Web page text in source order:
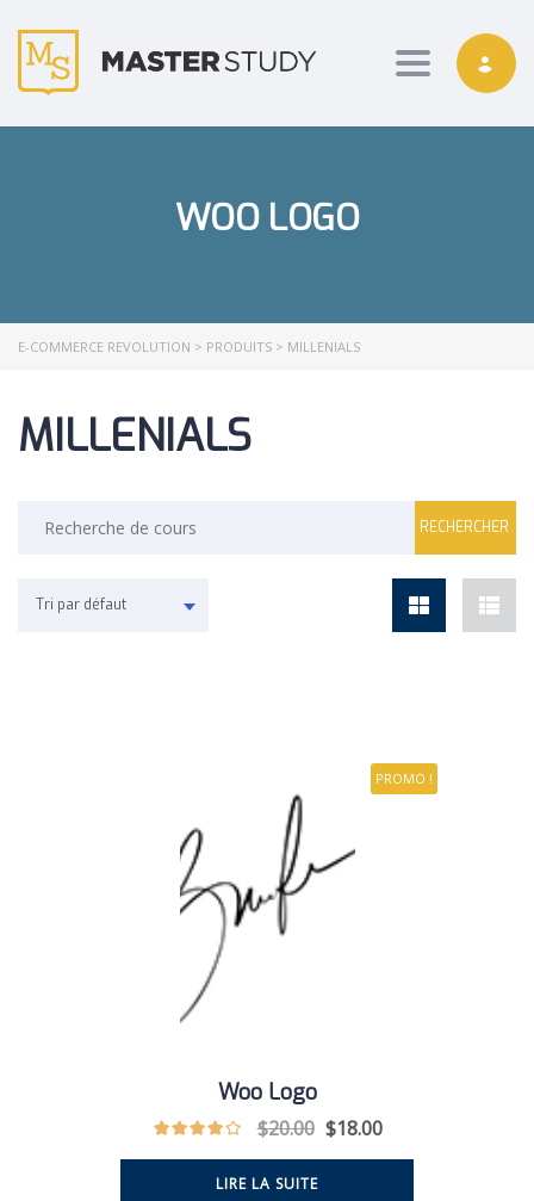
Toggle
WOO LOGO
E-COMMERCE REVOLUTION > PRODUITS > MILLENIALS
MILLENIALS
Tri par défaut
PROMO !
Woo Logo
$20.00 $18.00
LIRE LA SUITE